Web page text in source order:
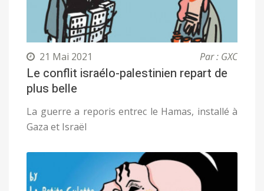
21 Mai 2021 Par : GXC
Le conflit israélo-palestinien repart de
plus belle
La guerre a reporis entrec le Hamas, installé à
Gaza et Israël